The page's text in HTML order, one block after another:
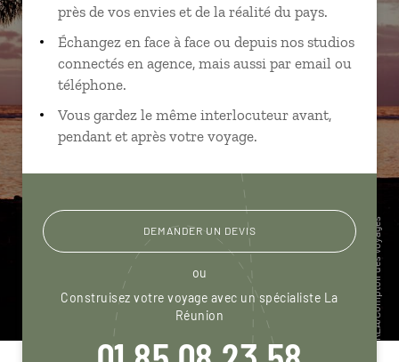
près de vos envies et de la réalité du pays.
Échangez en face à face ou depuis nos studios
connectés en agence, mais aussi par email ou
téléphone.
Vous gardez le même interlocuteur avant,
pendant et après votre voyage.
DEMANDER UN DEVIS
ou
Construisez votre voyage avec un spécialiste La
Réunion